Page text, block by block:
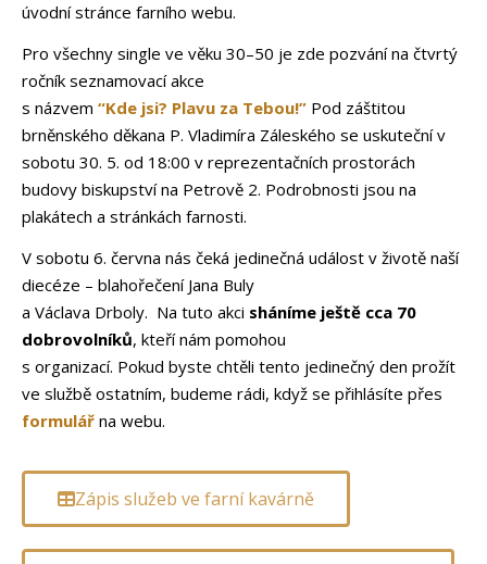
úvodní stránce farního webu.
Pro všechny single ve věku 30–50 je zde pozvání na čtvrtý
ročník seznamovací akce
s názvem “Kde jsi? Plavu za Tebou!” Pod záštitou
brněnského děkana P. Vladimíra Záleského se uskuteční v
sobotu 30. 5. od 18:00 v reprezentačních prostorách
budovy biskupství na Petrově 2. Podrobnosti jsou na
plakátech a stránkách farnosti.
V sobotu 6. června nás čeká jedinečná událost v životě naší
diecéze – blahořečení Jana Buly
a Václava Drboly. Na tuto akci sháníme ještě cca 70
dobrovolníků, kteří nám pomohou
s organizací. Pokud byste chtěli tento jedinečný den prožít
ve službě ostatním, budeme rádi, když se přihlásíte přes
formulář na webu.
Zápis služeb ve farní kavárně